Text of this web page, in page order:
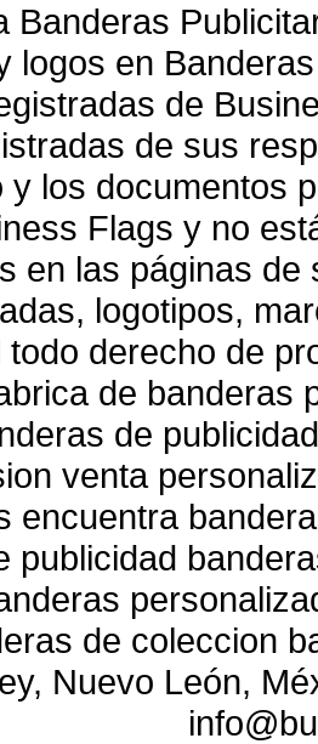
Banderas
logos en
de
de sus
y los documentos
Flags y no
en las páginas
logotipos,
todo derecho de
de banderas
de
venta
encuentra
publicidad
de coleccion
Nuevo León,